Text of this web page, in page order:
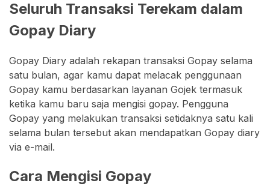
Seluruh Transaksi Terekam dalam
Gopay Diary
Gopay Diary adalah rekapan transaksi Gopay selama
satu bulan, agar kamu dapat melacak penggunaan
Gopay kamu berdasarkan layanan Gojek termasuk
ketika kamu baru saja mengisi gopay. Pengguna
Gopay yang melakukan transaksi setidaknya satu kali
selama bulan tersebut akan mendapatkan Gopay diary
via e-mail.
Cara Mengisi Gopay